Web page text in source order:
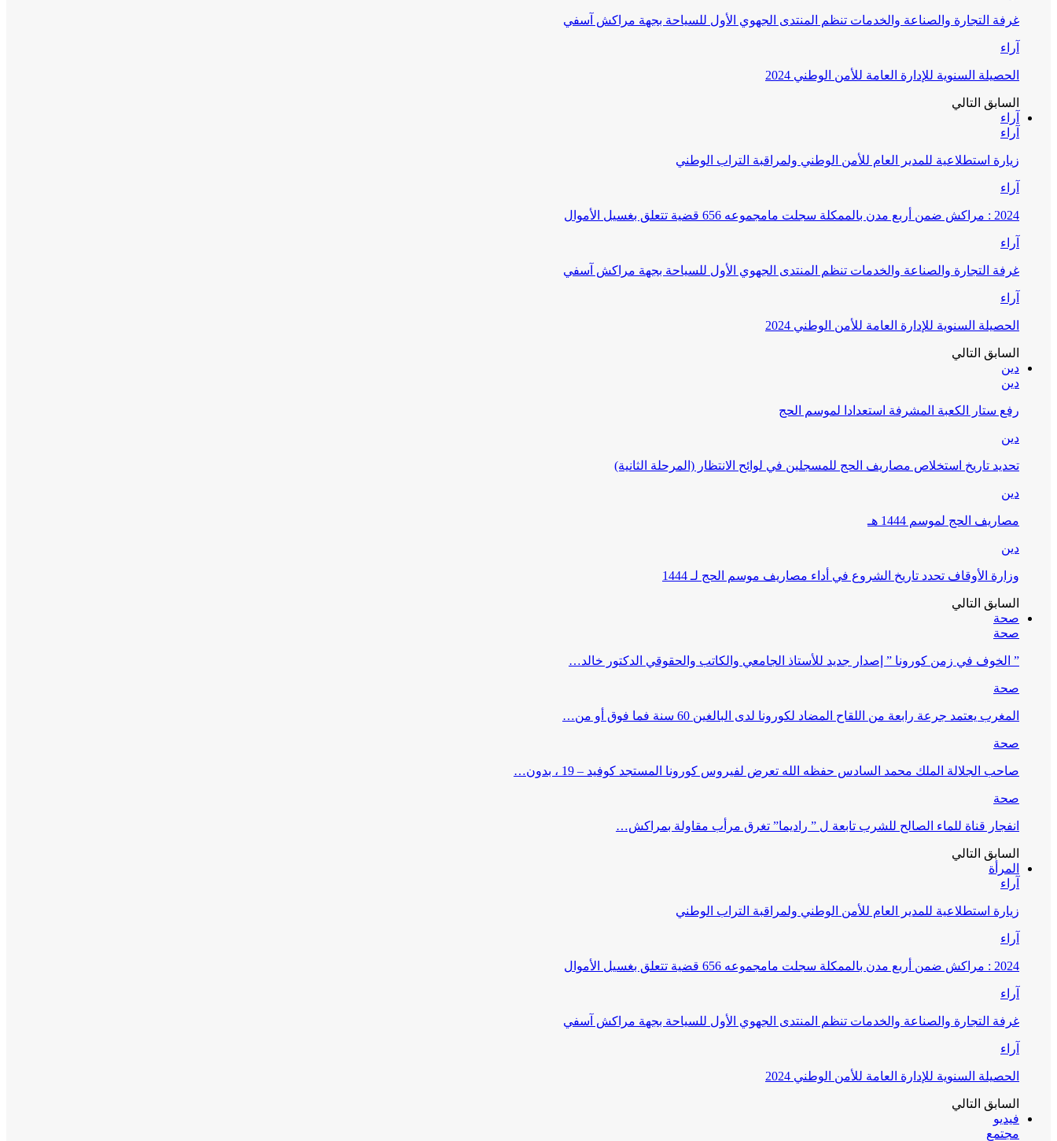
غرفة التجارة والصناعة والخدمات تنظم المنتدى الجهوي الأول للسياحة بجهة مراكش آسفي
آراء
الحصيلة السنوية للإدارة العامة للأمن الوطني 2024
السابق التالي
آراء
آراء
زيارة استطلاعية للمدير العام للأمن الوطني ولمراقبة التراب الوطني
آراء
2024 : مراكش ضمن أربع مدن بالممكلة سجلت مامجموعه 656 قضية تتعلق بغسيل الأموال
آراء
غرفة التجارة والصناعة والخدمات تنظم المنتدى الجهوي الأول للسياحة بجهة مراكش آسفي
آراء
الحصيلة السنوية للإدارة العامة للأمن الوطني 2024
السابق التالي
دين
دين
رفع ستار الكعبة المشرفة استعدادا لموسم الحج
دين
تحديد تاريخ استخلاص مصاريف الحج للمسجلين في لوائح الانتظار (المرحلة الثانية)
دين
مصاريف الحج لموسم 1444 هـ
دين
وزارة الأوقاف تحدد تاريخ الشروع في أداء مصاريف موسم الحج لـ 1444
السابق التالي
صحة
صحة
” الخوف في زمن كورونا ” إصدار جديد للأستاذ الجامعي والكاتب والحقوقي الدكتور خالد…
صحة
المغرب يعتمد جرعة رابعة من اللقاح المضاد لكورونا لدى البالغين 60 سنة فما فوق أو من…
صحة
صاحب الجلالة الملك محمد السادس حفظه الله تعرض لفيروس كورونا المستجد كوفيد – 19 ، بدون…
صحة
انفجار قناة للماء الصالح للشرب تابعة ل ” راديما” تغرق مرأب مقاولة بمراكش…
السابق التالي
المرأة
آراء
زيارة استطلاعية للمدير العام للأمن الوطني ولمراقبة التراب الوطني
آراء
2024 : مراكش ضمن أربع مدن بالممكلة سجلت مامجموعه 656 قضية تتعلق بغسيل الأموال
آراء
غرفة التجارة والصناعة والخدمات تنظم المنتدى الجهوي الأول للسياحة بجهة مراكش آسفي
آراء
الحصيلة السنوية للإدارة العامة للأمن الوطني 2024
السابق التالي
فيديو
مجتمع